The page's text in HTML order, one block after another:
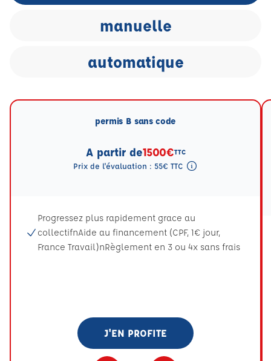
manuelle
automatique
permis B sans code
A partir de1500€TTC
Prix de l'évaluation : 55€ TTC
Progressez plus rapidement grace au
collectifnAide au financement (CPF, 1€ jour,
France Travail)nRèglement en 3 ou 4x sans frais
J'EN PROFITE